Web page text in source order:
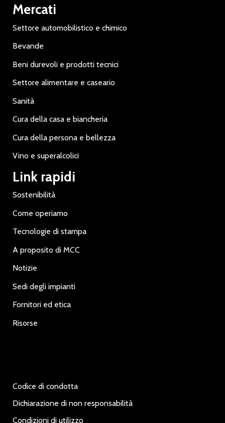
Mercati
Settore automobilistico e chimico
Bevande
Beni durevoli e prodotti tecnici
Settore alimentare e caseario
Sanità
Cura della casa e biancheria
Cura della persona e bellezza
Vino e superalcolici
Link rapidi
Sostenibilità
Come operiamo
Tecnologie di stampa
A proposito di MCC
Notizie
Sedi degli impianti
Fornitori ed etica
Risorse
Codice di condotta
Dichiarazione di non responsabilità
Condizioni di utilizzo